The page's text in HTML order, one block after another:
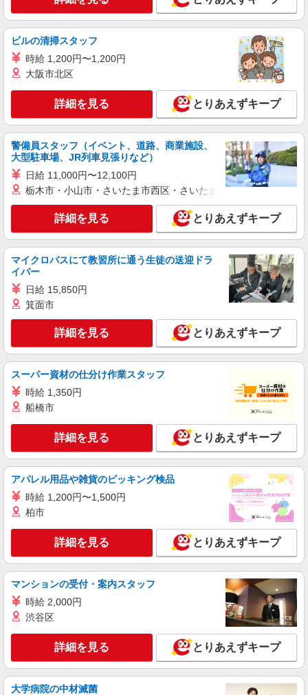
日収1万円！デイサービスでリハビリ補助など
時給1450円〜2062円 ＜日払い有/週払い有/交
通費全支給(ガソリン代含む)＞
福島市 【履歴書不要】
キープ 詳細を見る
派遣社員
株式会社kotrio /●SD-H-1815899
[ 綺麗 ]高級シニアマンションで生活ケア/見守
りなど/福島市
時給1450円〜2062円 ＜日払い有/週払い有/交
福島市 最寄り駅：福島
キープ 詳細を見る
派遣社員
株式会社kotrio /●SD-H-2066634
3〜×残業なし
時給1350円〜2062円 ＜日払い有/週払い有/交
通費全支給(ガソリン代含む)＞
福島市 最寄り駅：福島
キープ 詳細を見る
株式会社kotrio /●SD-H-1993133
福島市＊グループホームSTAFF＊生活のサポ
ート業務を担当
時給1350円〜2062円 ＜日払い有/週払い有/交
通費全支給(ガソリン代含む)＞
キープ 詳細を見る
派遣社員
株式会社kotrio /●SD-H-1993213
福島市｜シニア向けマンションで夜勤専従＊暮
時給1350円〜2062円 ＜日払い有/週払い有/交
通費全支給(ガソリン代含む)＞
福島市内 最寄り駅：福島
ビルの清掃スタッフ
時給 1,200円〜1,200円
大阪市北区
詳細を見る とりあえずキープ
警備員スタッフ（イベント、道路、商業施設、
大型駐車場、JR列車見張りなど）
日給 11,000円〜12,100円
栃木市・小山市・さいたま市西区・さいたま市岩槻区・久喜市・
詳細を見る とりあえずキープ
マイクロバスにて教習所に通う生徒の送迎ドラ
イバー
日給 15,850円
箕面市
詳細を見る とりあえずキープ
スーパー資材の仕分け作業スタッフ
時給 1,350円
船橋市
詳細を見る とりあえずキープ
アパレル用品や雑貨のピッキング検品
時給 1,200円〜1,500円
柏市
詳細を見る とりあえずキープ
マンションの受付・案内スタッフ
時給 2,000円
渋谷区
詳細を見る とりあえずキープ
大学病院の中材滅菌